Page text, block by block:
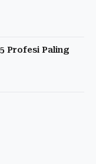
Profesi Paling